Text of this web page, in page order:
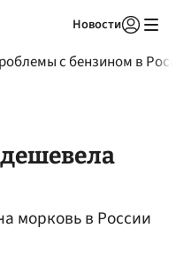
Новости
с бензином в
морковь в России